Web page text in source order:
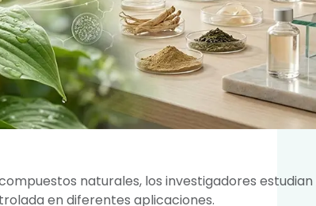
naturales, los investigadores
en diferentes aplicaciones.